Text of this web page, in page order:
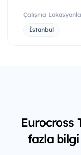
Çalışma
İstanbul
Eurocross
fazla